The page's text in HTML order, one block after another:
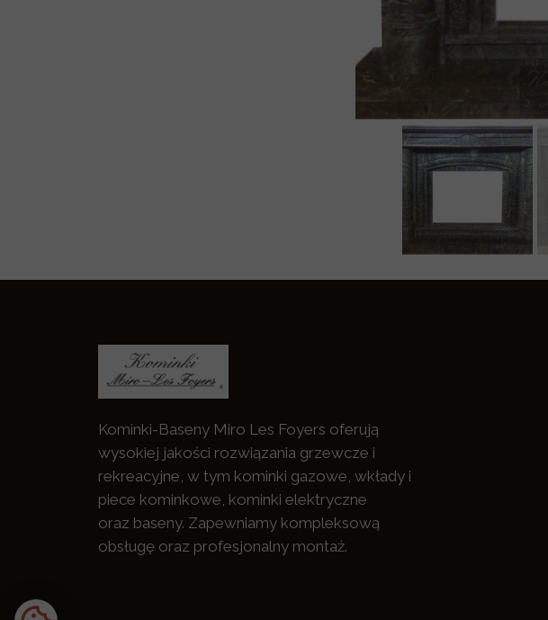
Kominki-Baseny Miro Les Foyers oferują
wysokiej jakości rozwiązania grzewcze i
rekreacyjne, w tym kominki gazowe, wkłady i
piece kominkowe, kominki elektryczne
oraz baseny. Zapewniamy kompleksową
obsługę oraz profesjonalny montaż.